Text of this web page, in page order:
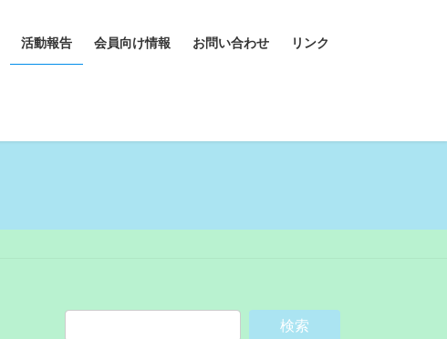
活動報告 会員向け情報 お問い合わせ リンク